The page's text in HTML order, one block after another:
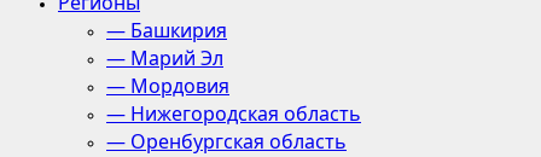
— Башкирия
— Марий Эл
— Мордовия
— Нижегородская область
— Оренбургская область